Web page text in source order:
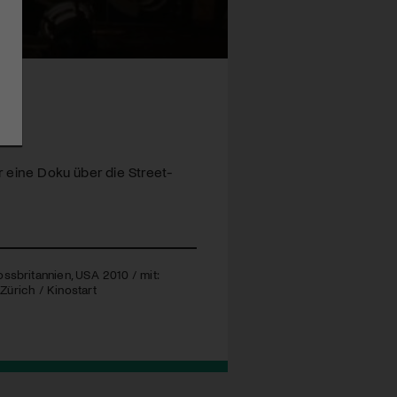
eine Doku über die Street-
USA 2010 / mit:
Zürich / Kinostart